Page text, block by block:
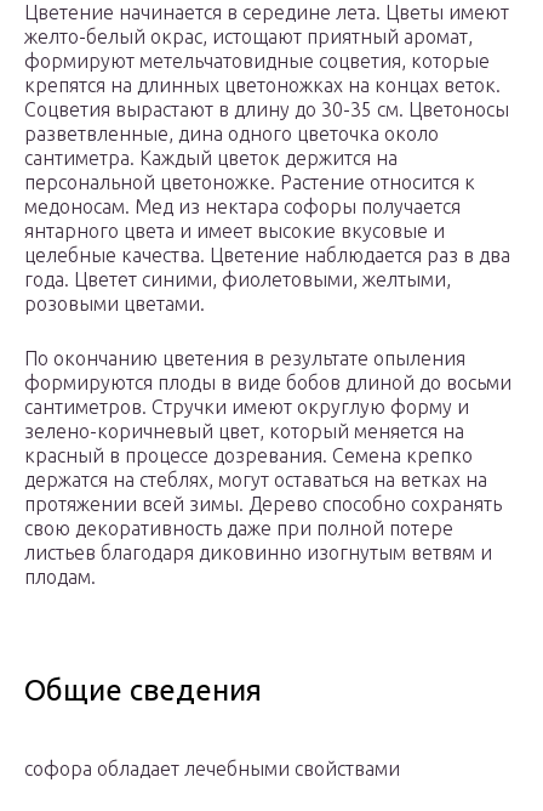
Цветение начинается в середине лета. Цветы имеют
желто-белый окрас, истощают приятный аромат,
формируют метельчатовидные соцветия, которые
крепятся на длинных цветоножках на концах веток.
Соцветия вырастают в длину до 30-35 см. Цветоносы
разветвленные, дина одного цветочка около
сантиметра. Каждый цветок держится на
персональной цветоножке. Растение относится к
медоносам. Мед из нектара софоры получается
янтарного цвета и имеет высокие вкусовые и
целебные качества. Цветение наблюдается раз в два
года. Цветет синими, фиолетовыми, желтыми,
розовыми цветами.
По окончанию цветения в результате опыления
формируются плоды в виде бобов длиной до восьми
сантиметров. Стручки имеют округлую форму и
зелено-коричневый цвет, который меняется на
красный в процессе дозревания. Семена крепко
держатся на стеблях, могут оставаться на ветках на
протяжении всей зимы. Дерево способно сохранять
свою декоративность даже при полной потере
листьев благодаря диковинно изогнутым ветвям и
плодам.
Общие сведения
софора обладает лечебными свойствами